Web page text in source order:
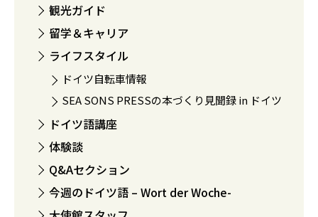
観光ガイド
留学＆キャリア
ライフスタイル
ドイツ自転車情報
SEA SONS PRESSの本づくり見聞録 in ドイツ
ドイツ語講座
体験談
Q&Aセクション
今週のドイツ語 – Wort der Woche-